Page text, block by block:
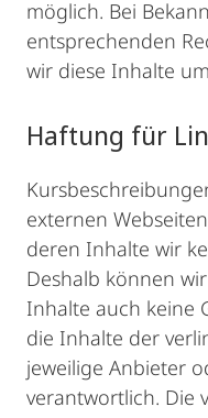
möglich. Bei
entsprechenden
wir diese Inhalte
Haftung für
externen
deren Inhalte wir
Deshalb können
Inhalte auch keine
die Inhalte der
jeweilige Anbieter
verantwortlich. Die